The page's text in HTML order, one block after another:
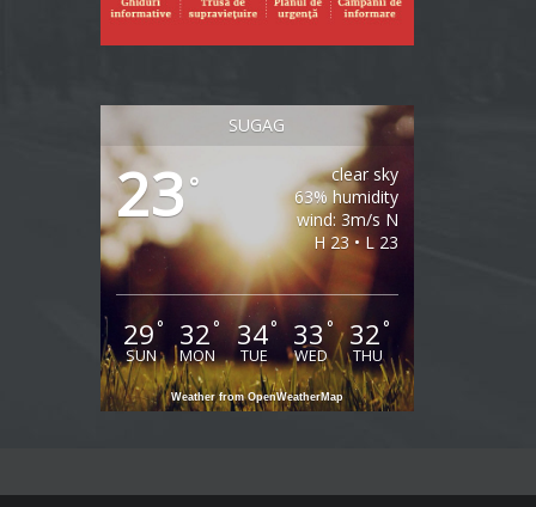
SUGAG
23 °
clear sky
63% humidity
wind: 3m/s N
H 23 • L 23
29°
SUN
32°
MON
34°
TUE
33 °
WED
32°
THU
Weather from OpenWeatherMap